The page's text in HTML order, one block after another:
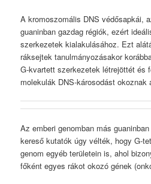
A kromoszomális DNS védősapkái,
guaninban gazdag régiók, ezért
szerkezetek kialakulásához. Ezt
ráksejtek tanulmányozásakor
G-kvartett szerkezetek létrejöttét és
molekulák DNS-károsodást okoznak
Az emberi genomban más
kereső kutatók úgy vélték, hogy G-
genom egyéb területein is, ahol
főként egyes rákot okozó gének